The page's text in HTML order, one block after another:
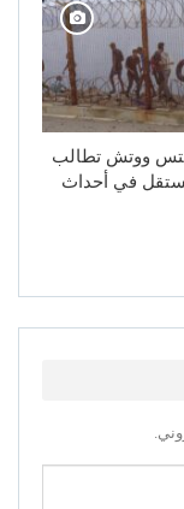
ووتش تطالب
في أحداث